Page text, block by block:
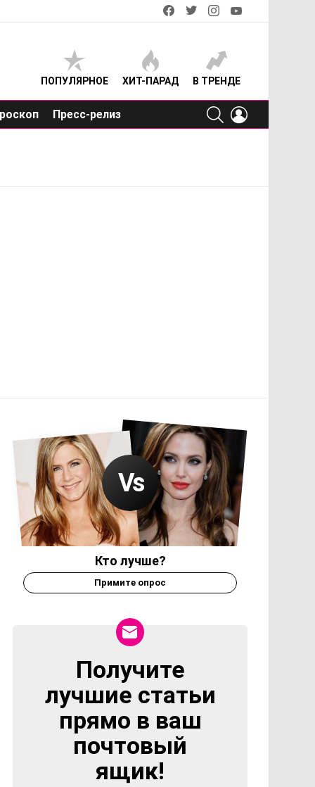
facebooktwitterinstagram
ПОПУЛЯРНОЕ ХИТ-ПАРАД В ТРЕНДЕ
Пресс-релиз
SEARCH
Кто лучше?
Примите опрос
NEWSLETTER
Получите
лучшие статьи
прямо в ваш
почтовый
ящик!